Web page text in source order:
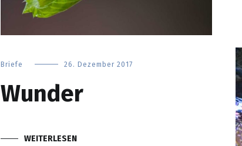
Briefe 26. Dezember 2017
Wunder
WEITERLESEN